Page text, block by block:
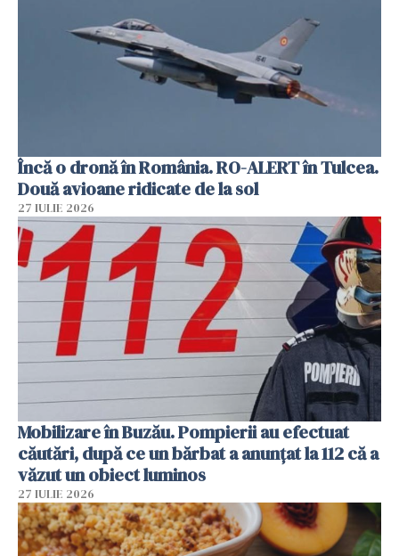
Încă o dronă în România. RO-ALERT în Tulcea.
Două avioane ridicate de la sol
27 IULIE 2026
Mobilizare în Buzău. Pompierii au efectuat
căutări, după ce un bărbat a anunțat la 112 că a
văzut un obiect luminos
27 IULIE 2026